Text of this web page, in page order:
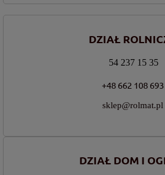
DZIAŁ
54 237 15 35
+48 662 108 693
sklep@rolmat.pl
DZIAŁ DOM I